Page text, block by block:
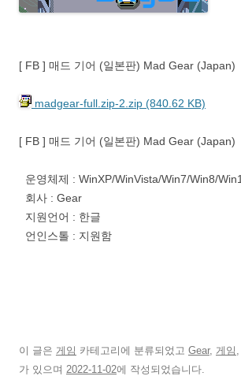
[ FB ] 매드 기어 (일본판) Mad Gear (Japan)
madgear-full.zip-2.zip (840.62 KB)
[ FB ] 매드 기어 (일본판) Mad Gear (Japan)
운영체제 : WinXP/WinVista/Win7/Win8/
회사 : Gear
지원언어 : 한글
언인스톨 : 지원함
이 글은 게임 카테고리에 분류되었고 Gear, 게임 ,
가 있으며 2022-11-02에 작성되었습니다.